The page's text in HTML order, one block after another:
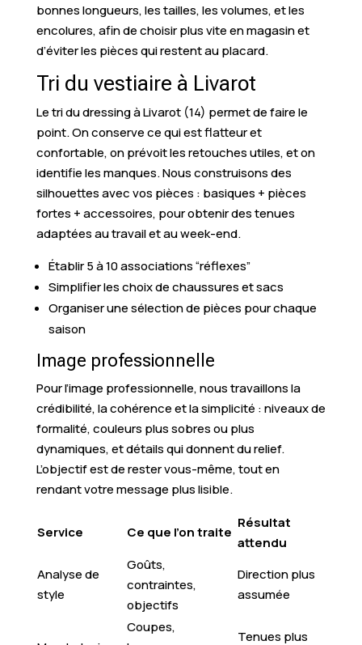
bonnes longueurs, les tailles, les volumes, et les
encolures, afin de choisir plus vite en magasin et
d’éviter les pièces qui restent au placard.
Tri du vestiaire à Livarot
Le tri du dressing à Livarot (14) permet de faire le
point. On conserve ce qui est flatteur et
confortable, on prévoit les retouches utiles, et on
identifie les manques. Nous construisons des
silhouettes avec vos pièces : basiques + pièces
fortes + accessoires, pour obtenir des tenues
adaptées au travail et au week-end.
Établir 5 à 10 associations “réflexes”
Simplifier les choix de chaussures et sacs
Organiser une sélection de pièces pour chaque
saison
Image professionnelle
Pour l’image professionnelle, nous travaillons la
crédibilité, la cohérence et la simplicité : niveaux de
formalité, couleurs plus sobres ou plus
dynamiques, et détails qui donnent du relief.
L’objectif est de rester vous-même, tout en
rendant votre message plus lisible.
Service Ce que l’on traite
Résultat
attendu
Analyse de
style
Goûts,
contraintes,
objectifs
Direction plus
assumée
Coupes,
Tenues plus